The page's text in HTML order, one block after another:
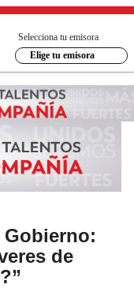
Selecciona tu emisora
Elige tu emisora
Gobierno:
de